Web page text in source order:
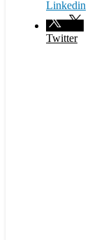
Linkedin
Twitter